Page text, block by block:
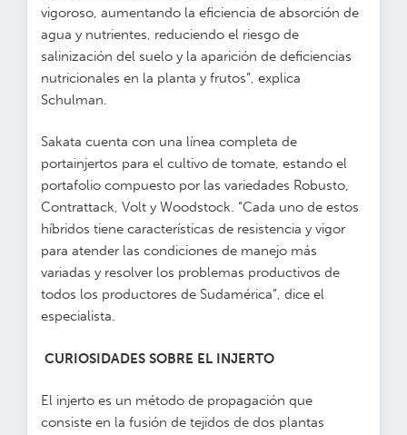
vigoroso, aumentando la eficiencia de absorción de
agua y nutrientes, reduciendo el riesgo de
salinización del suelo y la aparición de deficiencias
nutricionales en la planta y frutos”, explica
Schulman.
Sakata cuenta con una línea completa de
portainjertos para el cultivo de tomate, estando el
portafolio compuesto por las variedades Robusto,
Contrattack, Volt y Woodstock. “Cada uno de estos
híbridos tiene características de resistencia y vigor
para atender las condiciones de manejo más
variadas y resolver los problemas productivos de
todos los productores de Sudamérica”, dice el
especialista.
CURIOSIDADES SOBRE EL INJERTO
El injerto es un método de propagación que
consiste en la fusión de tejidos de dos plantas